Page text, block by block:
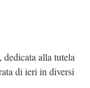
, dedicata alla tutela
di ieri in diversi